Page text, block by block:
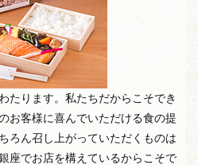
たります。私たちだからこそでき
お客様に喜んでいただける食の提
ろん召し上がっていただくものは
座でお店を構えているからこそで